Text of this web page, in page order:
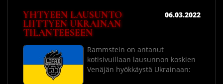
YHTYEEN LAUSUNTO
LIITTYEN UKRAINAN
TILANTEESEEN
06.03.2022
Rammstein on antanut
kotisivuillaan lausunnon koskien
Venäjän hyökkäystä Ukrainaan: